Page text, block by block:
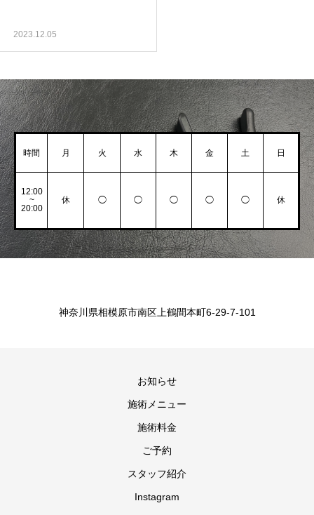
2023.12.05
時間 月 火 水 木 金 土 日
12:00
~
20:00
休 ◯ ◯ ◯ ◯ ◯ 休
神奈川県相模原市南区上鶴間本町6-29-7-101
お知らせ
施術メニュー
施術料金
ご予約
スタッフ紹介
Instagram